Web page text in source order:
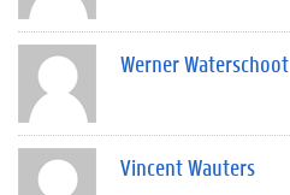
Werner Waterschoot
Vincent Wauters